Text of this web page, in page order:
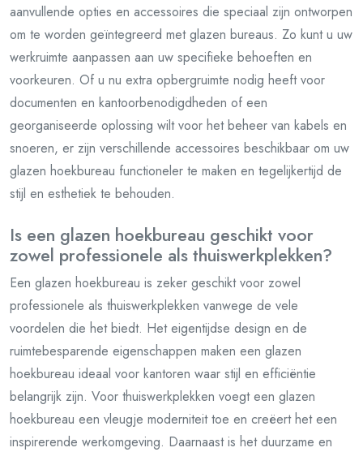
aanvullende opties en accessoires die speciaal zijn ontworpen
om te worden geïntegreerd met glazen bureaus. Zo kunt u uw
werkruimte aanpassen aan uw specifieke behoeften en
voorkeuren. Of u nu extra opbergruimte nodig heeft voor
documenten en kantoorbenodigdheden of een
georganiseerde oplossing wilt voor het beheer van kabels en
snoeren, er zijn verschillende accessoires beschikbaar om uw
glazen hoekbureau functioneler te maken en tegelijkertijd de
stijl en esthetiek te behouden.
Is een glazen hoekbureau geschikt voor
zowel professionele als thuiswerkplekken?
Een glazen hoekbureau is zeker geschikt voor zowel
professionele als thuiswerkplekken vanwege de vele
voordelen die het biedt. Het eigentijdse design en de
ruimtebesparende eigenschappen maken een glazen
hoekbureau ideaal voor kantoren waar stijl en efficiëntie
belangrijk zijn. Voor thuiswerkplekken voegt een glazen
hoekbureau een vleugje moderniteit toe en creëert het een
inspirerende werkomgeving. Daarnaast is het duurzame en